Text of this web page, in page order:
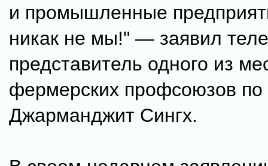
и промышленные
никак не мы!" — заявил
представитель одного из
фермерских профсоюзов
Джарманджит Сингх.